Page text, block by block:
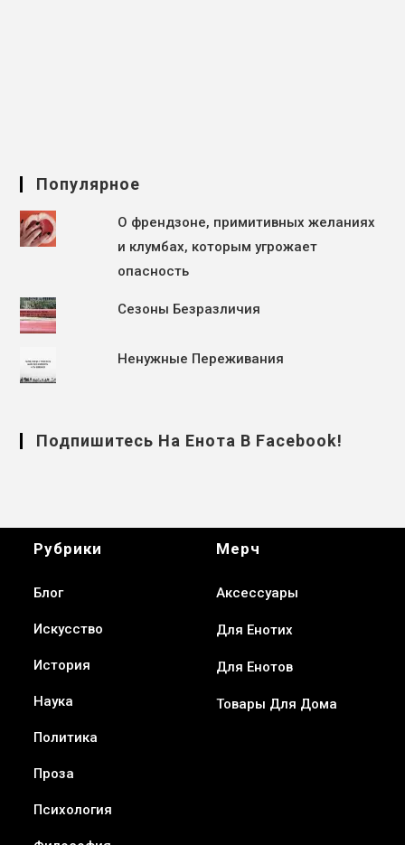
Популярное
О френдзоне, примитивных желаниях
и клумбах, которым угрожает
опасность
Сезоны Безразличия
Ненужные Переживания
Подпишитесь На Енота В Facebook!
Рубрики
Блог
Искусство
История
Наука
Политика
Проза
Психология
Мерч
Аксессуары
Для Енотих
Для Енотов
Товары Для Дома